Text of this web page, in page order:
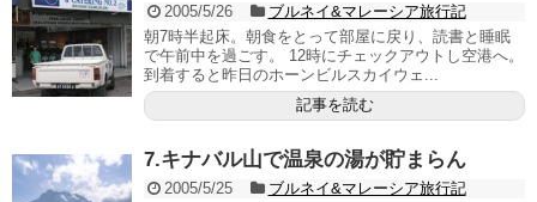
2005/5/26
ブルネイ&マレーシア旅行記
朝7時半起床。朝食をとって部屋に戻り、読書と睡眠
で午前中を過ごす。 12時にチェックアウトし空港へ。
到着すると昨日のホーンビルスカイウェ...
記事を読む
7.キナバル山で温泉の湯が貯まらん
2005/5/25
ブルネイ&マレーシア旅行記